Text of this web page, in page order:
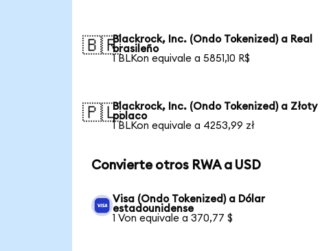
🇧🇷Blackrock, Inc. (Ondo Tokenized) a Real
brasileño
1 BLKon equivale a 5851,10 R$
🇵🇱Blackrock, Inc. (Ondo Tokenized) a Złoty
polaco
1 BLKon equivale a 4253,99 zł
Convierte otros RWA a USD
Visa (Ondo Tokenized) a Dólar
estadounidense
1 Von equivale a 370,77 $